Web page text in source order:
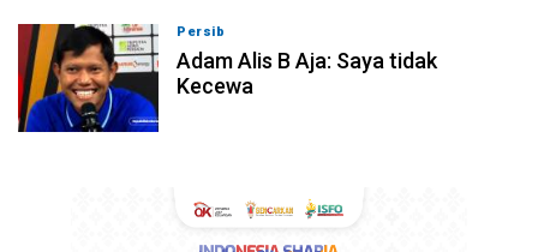
Persib
Adam Alis B Aja: Saya tidak
Kecewa